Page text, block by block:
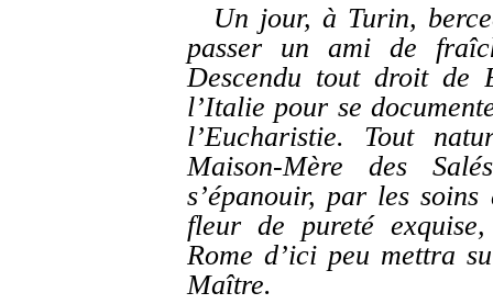
Un jour, à Turin,
passer un ami de
Descendu tout droit de
l’Italie pour se
l’Eucharistie. Tout
Maison-Mère des
s’épanouir, par les
fleur de pureté
Rome d’ici peu mettra
Maître.